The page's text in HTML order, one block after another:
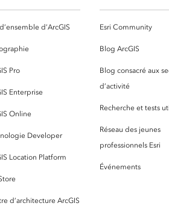
d’ArcGIS
Pro
Enterprise
Online
Developer
Location Platform
d’architecture ArcGIS
Esri Community
Blog ArcGIS
Blog consacré aux
d’activité
Recherche et tests
Réseau des jeunes
professionnels Esri
Événements